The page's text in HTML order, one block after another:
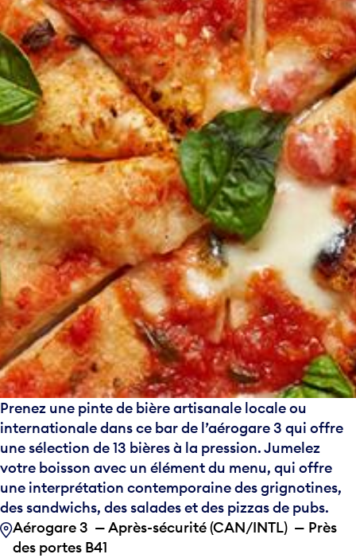
Prenez une pinte de bière artisanale locale ou
internationale dans ce bar de l’aérogare 3 qui offre
une sélection de 13 bières à la pression. Jumelez
votre boisson avec un élément du menu, qui offre
une interprétation contemporaine des grignotines,
des sandwichs, des salades et des pizzas de pubs.
Aérogare 3 — Après-sécurité (CAN/INTL) — Près
des portes B41